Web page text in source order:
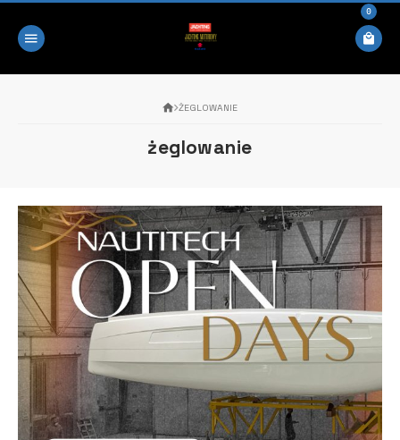
0
ŻEGLOWANIE
żeglowanie